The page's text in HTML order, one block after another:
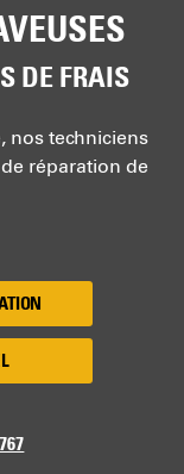
DE FRAIS
nos techniciens
réparation de